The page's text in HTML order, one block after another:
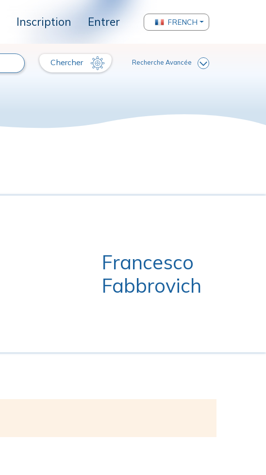
Inscription Entrer FRENCH
Chercher Recherche Avancée
Francesco
Fabbrovich